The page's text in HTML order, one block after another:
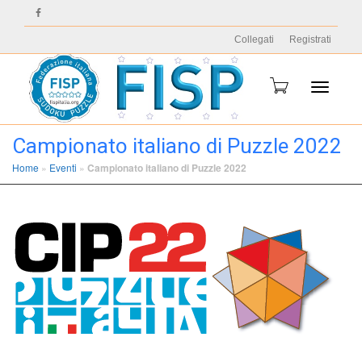
Collegati Registrati
Campionato italiano di Puzzle 2022
Home » Eventi » Campionato italiano di Puzzle 2022